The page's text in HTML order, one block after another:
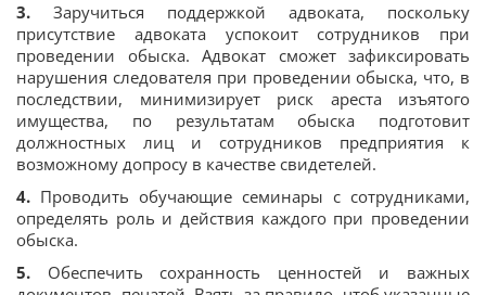
3. Заручиться поддержкой адвоката, поскольку
присутствие адвоката успокоит сотрудников при
проведении обыска. Адвокат сможет зафиксировать
нарушения следователя при проведении обыска, что, в
последствии, минимизирует риск ареста изъятого
имущества, по результатам обыска подготовит
должностных лиц и сотрудников предприятия к
возможному допросу в качестве свидетелей.
4. Проводить обучающие семинары с сотрудниками,
определять роль и действия каждого при проведении
обыска.
5. Обеспечить сохранность ценностей и важных